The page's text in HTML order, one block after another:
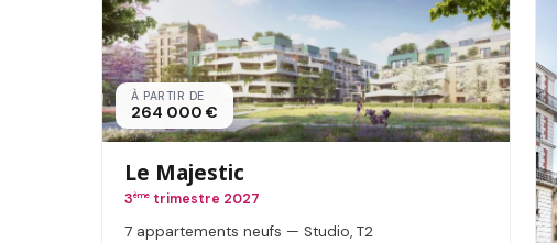
À PARTIR DE
264 000 €
Le Majestic
3ème trimestre 2027
7 appartements neufs — Studio, T2